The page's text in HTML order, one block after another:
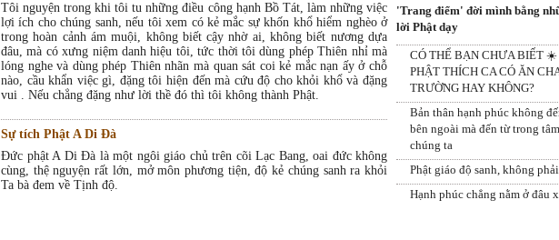
Tôi nguyện trong khi tôi tu những điều công hạnh Bồ Tát, làm những việc
lợi ích cho chúng sanh, nếu tôi xem có kẻ mắc sự khốn khổ hiểm nghèo ở
trong hoàn cảnh ám muội, không biết cậy nhờ ai, không biết nương dựa
đâu, mà có xưng niệm danh hiệu tôi, tức thời tôi dùng phép Thiên nhỉ mà
lóng nghe và dùng phép Thiên nhãn mà quan sát coi kẻ mắc nạn ấy ở chỗ
nào, cầu khẩn việc gì, đặng tôi hiện đến mà cứu độ cho khỏi khổ và đặng
vui . Nếu chẳng đặng như lời thề đó thì tôi không thành Phật.
Sự tích Phật A Di Đà
Đức phật A Di Đà là một ngôi giáo chủ trên cõi Lạc Bang, oai đức không
cùng, thệ nguyện rất lớn, mở môn phương tiện, độ kẻ chúng sanh ra khỏi
Ta bà đem về Tịnh độ.
'Trang điểm' đời mình bằng
lời Phật dạy
CÓ THỂ BẠN CHƯA BIẾT ☀️
PHẬT THÍCH CA CÓ ĂN
TRƯỜNG HAY KHÔNG?
Bản thân hạnh phúc không
bên ngoài mà đến từ trong tâm
chúng ta
Phật giáo độ sanh, không
Hạnh phúc chẳng nằm ở đâu